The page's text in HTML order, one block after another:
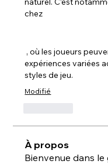
chez
expériences variées
styles de jeu.
Modifié
À propos
Bienvenue dans